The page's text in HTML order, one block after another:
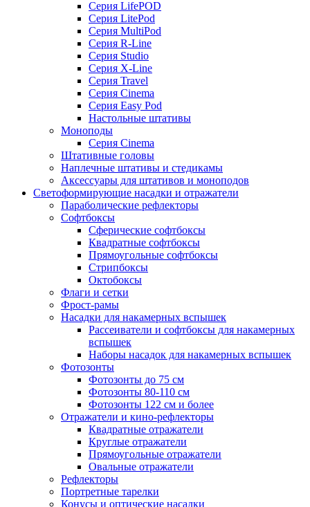
Серия LifePOD
Серия LitePod
Серия MultiPod
Серия R-Line
Серия Studio
Серия X-Line
Серия Travel
Серия Cinema
Серия Easy Pod
Настольные штативы
Моноподы
Серия Cinema
Штативные головы
Наплечные штативы и стедикамы
Аксессуары для штативов и моноподов
Светоформирующие насадки и отражатели
Параболические рефлекторы
Софтбоксы
Сферические софтбоксы
Квадратные софтбоксы
Прямоугольные софтбоксы
Стрипбоксы
Октобоксы
Флаги и сетки
Фрост-рамы
Насадки для накамерных вспышек
Рассеиватели и софтбоксы для накамерных
вспышек
Наборы насадок для накамерных вспышек
Фотозонты
Фотозонты до 75 см
Фотозонты 80-110 см
Фотозонты 122 см и более
Отражатели и кино-рефлекторы
Квадратные отражатели
Круглые отражатели
Прямоугольные отражатели
Овальные отражатели
Рефлекторы
Портретные тарелки
Конусы и оптические насадки